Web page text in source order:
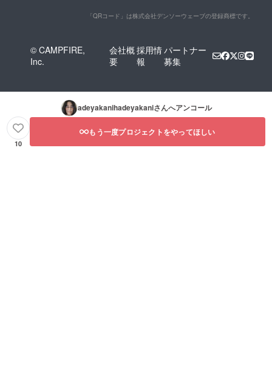
「QRコード」は株式会社デンソーウェーブの登録商標です。
© CAMPFIRE,
Inc.
会社概
要
採用情
報
パートナー
募集
adeyakanihadeyakaniさんへアンコール
10
もう一度プロジェクトをやってほしい